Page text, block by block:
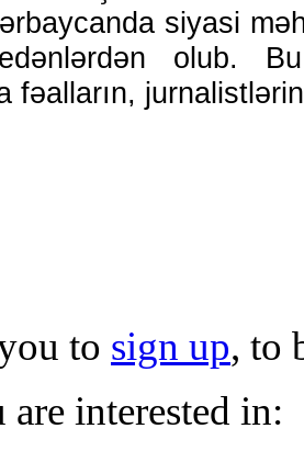
siyasi
olub. Bu
fəalların,
to sign up, to
interested in: